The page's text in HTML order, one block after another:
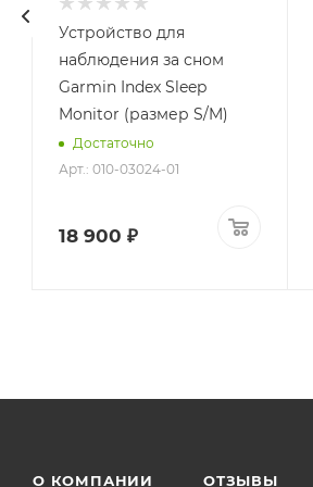
Устройство для
наблюдения за сном
Garmin Index Sleep
Monitor (размер S/M)
Достаточно
Арт.: 010-03024-01
18 900 ₽
О КОМПАНИИ ОТЗЫВЫ